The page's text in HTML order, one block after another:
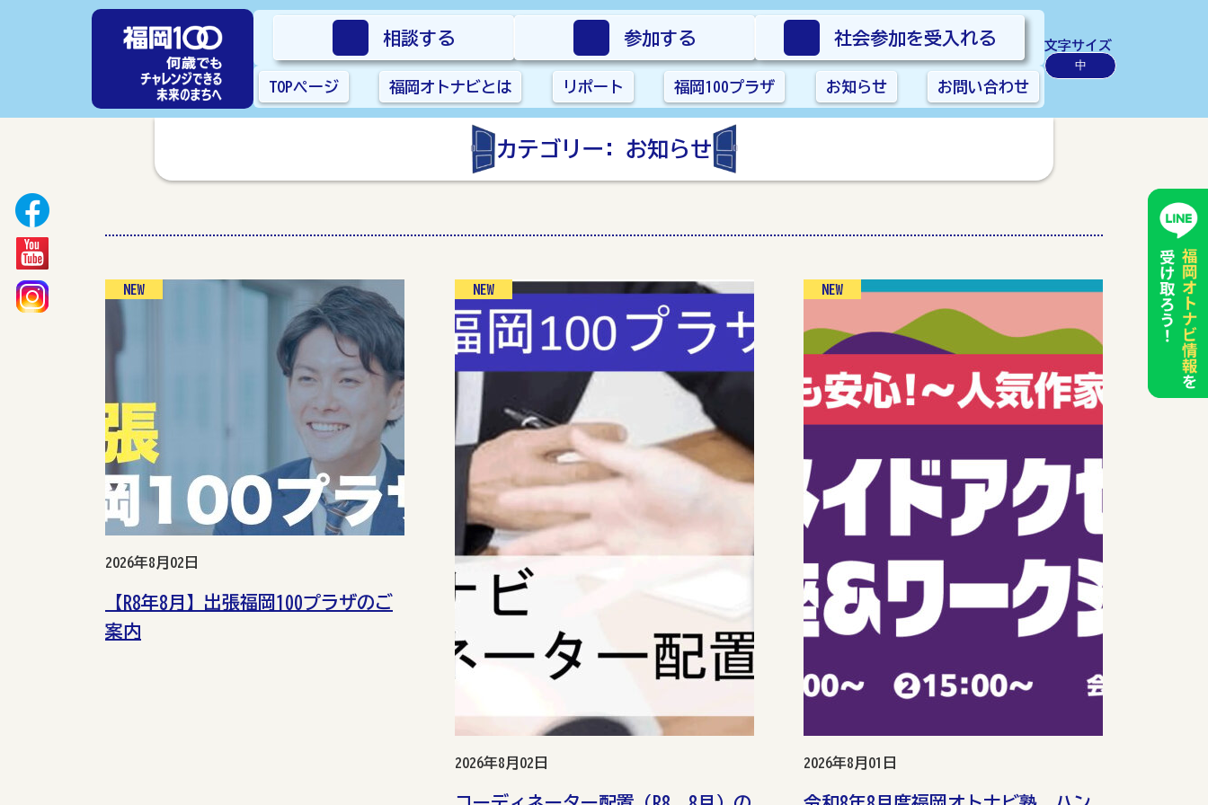
相談する 参加する 社会参加を受入れる
TOPページ 福岡オトナビとは リポート 福岡100プラザ お知らせ お問い合わせ
文字サイズ
中
カテゴリー: お知らせ
NEW
2026年8月02日
【R8年8月】出張福岡100プラザのご
案内
NEW
2026年8月02日
NEW
2026年8月01日